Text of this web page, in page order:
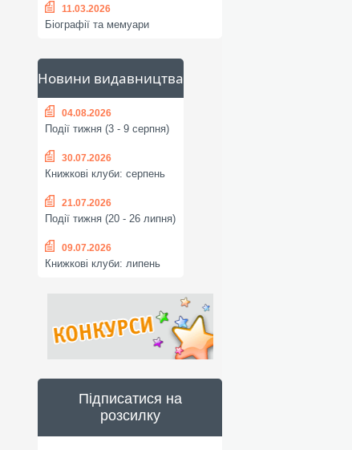
11.03.2026
Біографії та мемуари
Новини видавництва
04.08.2026
Події тижня (3 - 9 серпня)
30.07.2026
Книжкові клуби: серпень
21.07.2026
Події тижня (20 - 26 липня)
09.07.2026
Книжкові клуби: липень
Підписатися на
розсилку